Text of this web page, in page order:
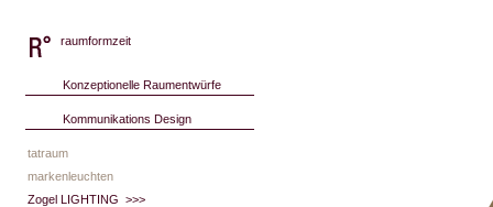
raumformzeit
Konzeptionelle Raumentwürfe
Kommunikations Design
tatraum
markenleuchten
Zogel LIGHTING >>>